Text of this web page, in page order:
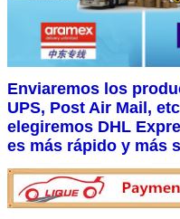
Enviaremos los
UPS, Post Air Mail,
elegiremos DHL
es más rápido y más